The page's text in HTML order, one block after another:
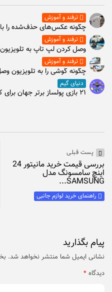
ترفند و آموزش
چگونه عکس‌های حذف‌شده را
ترفند و آموزش
وصل كردن لپ تاپ به تلويزيون با ۹ روش
ترفند و آموزش
چگونه گوشی را به تلویزیون
دنیای گیم
۲۱ بازی پولساز برتر جهان برای کسب درآمد از بازی
پست قبلی
بررسی قیمت خرید مانیتور 24
اینچ سامسونگ مدل
SAMSUNG...
راهنمای خرید لوازم جانبی
پیام بگذارید
نشانی ایمیل شما منتشر نخواهد شد.
دیدگاه *